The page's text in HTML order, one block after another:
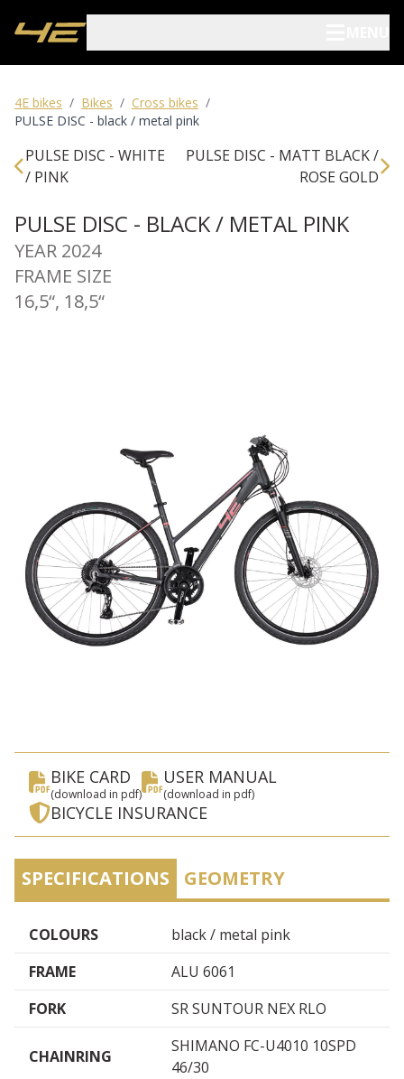
Blog
About us
4E bikes / Bikes / Cross bikes /
PULSE DISC - black / metal pink
PULSE DISC - WHITE
/ PINK
PULSE DISC - MATT BLACK /
ROSE GOLD
PULSE DISC - BLACK / METAL PINK
YEAR 2024
FRAME SIZE
16,5“, 18,5“
BIKE CARD
(download in pdf)
USER MANUAL
(download in pdf)
BICYCLE INSURANCE
SPECIFICATIONS GEOMETRY
COLOURS
black / metal pink
FRAME
ALU 6061
FORK
SR SUNTOUR NEX RLO
CHAINRING
SHIMANO FC-U4010 10SPD
46/30